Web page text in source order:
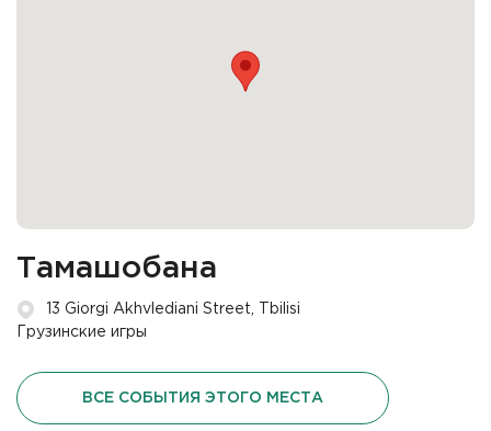
Тамашобана
13 Giorgi Akhvlediani Street, Tbilisi
Грузинские игры
ВСЕ СОБЫТИЯ ЭТОГО МЕСТА